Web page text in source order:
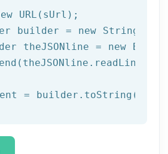
URL(sUrl);
builder = new
theJSONline = new